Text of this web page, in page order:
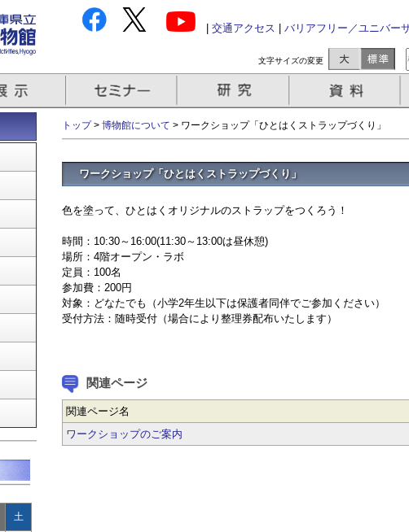
交通アクセス バリアフリー／ユニバー
文字サイズの変更
土
トップ> 博物館について > ワークショップ「ひとはくストラップづくり」
ワークショップ「ひとはくストラップづくり」
色を塗って、ひとはくオリジナルのストラップをつくろう！
時間：10:30～16:00(11:30～13:00は昼休憩)
場所：4階オープン・ラボ
定員：100名
参加費：200円
対象：どなたでも（小学2年生以下は保護者同伴でご参加ください）
受付方法：随時受付（場合により整理券配布いたします）
関連ページ
関連ページ名
ワークショップのご案内